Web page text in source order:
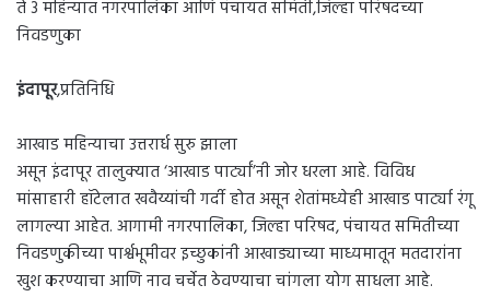
ते 3 महिन्यात नगरपालिका आणि पंचायत समिती,जिल्हा परिषदच्या
निवडणुका
इंदापूर,प्रतिनिधि
आखाड महिन्याचा उत्तरार्ध सुरु झाला
असून इंदापूर तालुक्यात ‘आखाड पार्ट्यां’नी जोर धरला आहे. विविध
मांसाहारी हॉटेलात खवैय्यांची गर्दी होत असून शेतांमध्येही आखाड पार्ट्या रंगू
लागल्या आहेत. आगामी नगरपालिका, जिल्हा परिषद, पंचायत समितीच्या
निवडणुकीच्या पार्श्वभूमीवर इच्छुकांनी आखाड्याच्या माध्यमातून मतदारांना
खुश करण्याचा आणि नाव चर्चेत ठेवण्याचा चांगला योग साधला आहे.